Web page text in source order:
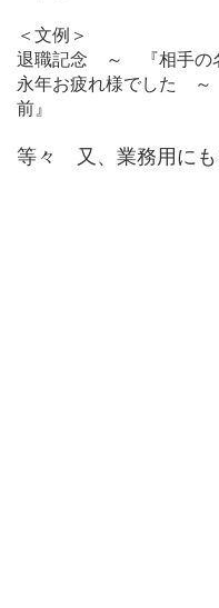
＜文例＞
退職記念 ～ 『相手の
永年お疲れ様でした ～
前』
等々 又、業務用にも